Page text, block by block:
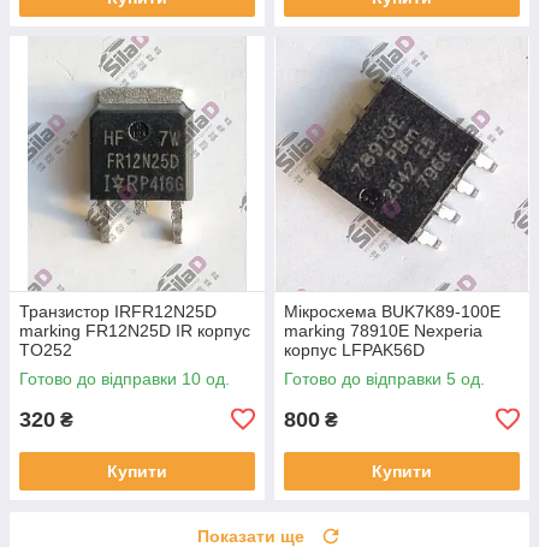
Транзистор IRFR12N25D
marking FR12N25D IR корпус
TO252
Готово до відправки 10 од.
320 ₴
Купити
Мікросхема BUK7K89-100E
marking 78910E Nexperia
корпус LFPAK56D
Готово до відправки 5 од.
800 ₴
Купити
Показати ще